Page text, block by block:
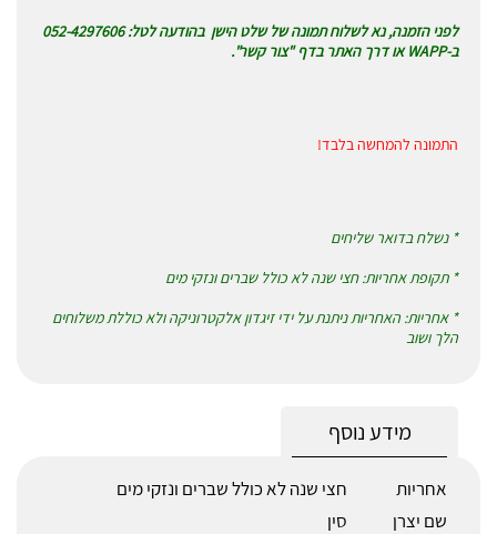
לפני הזמנה, נא לשלוח תמונה של שלט הישן בהודעה לטל: 052-4297606
ב-WAPP או דרך האתר בדף "צור קשר".
התמונה להמחשה בלבד!
* נשלח בדואר שליחים
* תקופת אחריות: חצי שנה לא כולל שברים ונזקי מים
* אחריות: האחריות ניתנת על ידי זיגדון אלקטרוניקה ולא כוללת משלוחים
הלך ושוב
מידע נוסף
אחריות
חצי שנה לא כולל שברים ונזקי מים
שם יצרן
סין